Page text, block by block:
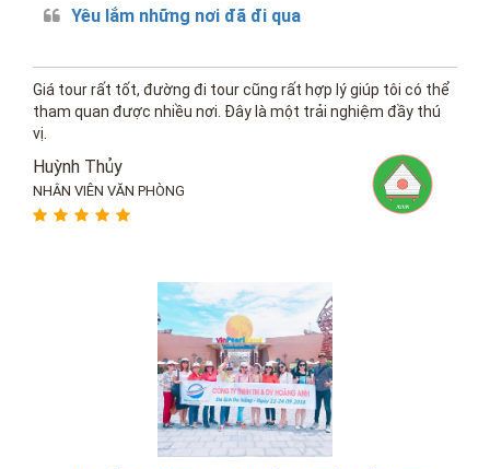
Yêu lắm những nơi đã đi qua
Giá tour rất tốt, đường đi tour cũng rất hợp lý giúp tôi có thể
tham quan được nhiều nơi. Đây là một trải nghiệm đầy thú
vị.
Huỳnh Thủy
NHÂN VIÊN VĂN PHÒNG